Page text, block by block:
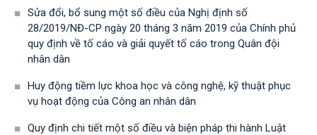
Sửa đổi, bổ sung một số điều của Nghị định số
28/2019/NĐ-CР ngày 20 tháng 3 năm 2019 của Chính phủ
quy định về tố cáo và giải quyết tố cáo trong Quân đội
nhân dân
Huy động tiềm lực khoa học và công nghệ, kỹ thuật phục
vụ hoạt động của Công an nhân dân
Quy định chi tiết một số điều và biện pháp thi hành Luật